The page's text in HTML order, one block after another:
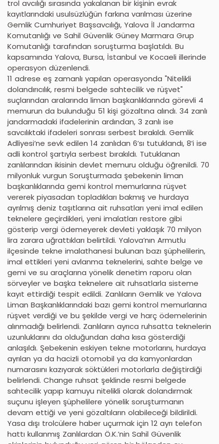
trol avcılığı sırasında yakalanan bir kişinin evrak
kayıtlarındaki usulsüzlüğün farkına varılması üzerine
Gemlik Cumhuriyet Başsavcılığı, Yalova İl Jandarma
Komutanlığı ve Sahil Güvenlik Güney Marmara Grup
Komutanlığı tarafından soruşturma başlatıldı. Bu
kapsamında Yalova, Bursa, İstanbul ve Kocaeli illerinde
operasyon düzenlendi.
11 adrese eş zamanlı yapılan operasyonda "Nitelikli
dolandırıcılık, resmi belgede sahtecilik ve rüşvet"
suçlarından aralarında liman başkanlıklarında görevli 4
memurun da bulunduğu 51 kişi gözaltına alındı. 34 zanlı
jandarmadaki ifadelerinin ardından, 3 zanlı ise
savcılıktaki ifadeleri sonrası serbest bırakıldı. Gemlik
Adliyesi’ne sevk edilen 14 zanlıdan 6’sı tutuklandı, 8’i ise
adli kontrol şartıyla serbest bırakıldı. Tutuklanan
zanlılarından ikisinin devlet memuru olduğu öğrenildi. 70
milyonluk vurgun Soruşturmada şebekenin liman
başkanlıklarında gemi kontrol memurlarına rüşvet
vererek piyasadan topladıkları bakmış ve hurdaya
ayrılmış deniz taşıtlarına ait ruhsatları yeni imal edilen
teknelere geçirdikleri, yeni imalatları restore gibi
gösterip vergi ödemeyerek devleti yaklaşık 70 milyon
lira zarara uğrattıkları belirtildi. Yalova’nın Armutlu
ilçesinde tekne imalathanesi bulunan bazı şüphelilerin,
imal ettikleri yeni avlanma teknelerini, sahte belge ve
gemi ve su araçlarına yönelik denetim raporu olan
sörveyler ve başka teknelere ait ruhsatlarla sisteme
kayıt ettirdiği tespit edildi. Zanlıların Gemlik ve Yalova
Liman Başkanlıklarındaki bazı gemi kontrol memurlarına
rüşvet verdiği ve bu şekilde vergi ve harç ödemelerinin
alınmadığı belirlendi. Zanlıların ayrıca ruhsatta teknelerin
uzunluklarını da olduğundan daha kısa gösterdiği
anlaşıldı. Şebekenin eskiyen tekne motorlarını, hurdaya
ayrılan ya da hacizli otomobil ya da kamyonlardan
numarasını kazıyarak söktükleri motorlarla değiştirdiği
belirlendi. Change ruhsat şeklinde resmi belgede
sahtecilik yapıp kamuyu nitelikli olarak dolandırmak
suçunu işleyen şüphelilere yönelik soruşturmanın
devam ettiği ve yeni gözaltıların olabileceği bildirildi.
Yasa dışı trolcülere haber uçurmak için 12 ayrı telefon
hattı kullanmış Zanlılardan Ö.K.’nin Sahil Güvenlik